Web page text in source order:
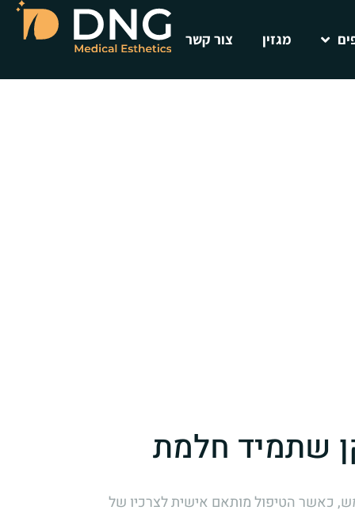
מגזין צור קשר
שתמיד חלמת
כאשר הטיפול מותאם אישית לצרכיו של